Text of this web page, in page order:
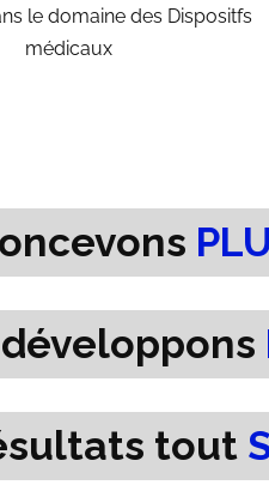
le domaine des Dispositfs
médicaux
tout